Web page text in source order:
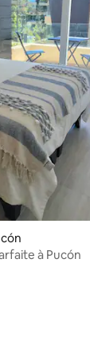
commentaires
à Pucón